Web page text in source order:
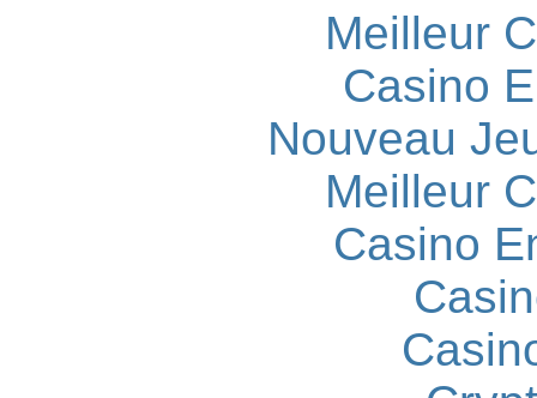
Meilleur
Casino
Nouveau
Meilleur
Casino